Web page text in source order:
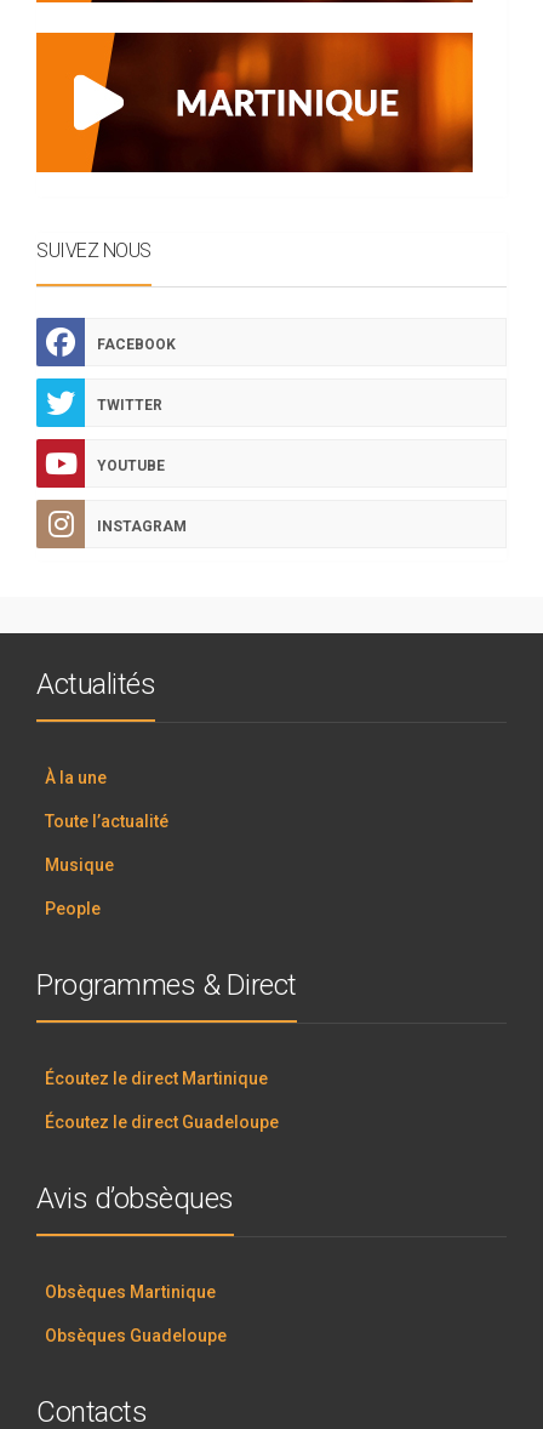
SUIVEZ NOUS
FACEBOOK
TWITTER
YOUTUBE
INSTAGRAM
Actualités
À la une
Toute l’actualité
Musique
People
Programmes & Direct
Écoutez le direct Martinique
Écoutez le direct Guadeloupe
Avis d’obsèques
Obsèques Martinique
Obsèques Guadeloupe
Contacts